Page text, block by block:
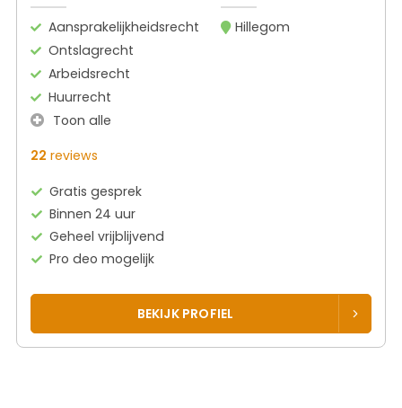
Aansprakelijkheidsrecht
Ontslagrecht
Arbeidsrecht
Huurrecht
Toon alle
Hillegom
22 reviews
Gratis gesprek
Binnen 24 uur
Geheel vrijblijvend
Pro deo mogelijk
BEKIJK PROFIEL